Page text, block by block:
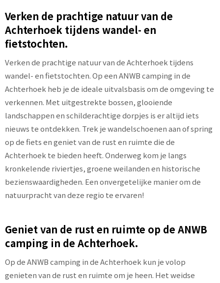
Verken de prachtige natuur van de
Achterhoek tijdens wandel- en
fietstochten.
Verken de prachtige natuur van de Achterhoek tijdens
wandel- en fietstochten. Op een ANWB camping in de
Achterhoek heb je de ideale uitvalsbasis om de omgeving te
verkennen. Met uitgestrekte bossen, glooiende
landschappen en schilderachtige dorpjes is er altijd iets
nieuws te ontdekken. Trek je wandelschoenen aan of spring
op de fiets en geniet van de rust en ruimte die de
Achterhoek te bieden heeft. Onderweg kom je langs
kronkelende riviertjes, groene weilanden en historische
bezienswaardigheden. Een onvergetelijke manier om de
natuurpracht van deze regio te ervaren!
Geniet van de rust en ruimte op de ANWB
camping in de Achterhoek.
Op de ANWB camping in de Achterhoek kun je volop
genieten van de rust en ruimte om je heen. Het weidse